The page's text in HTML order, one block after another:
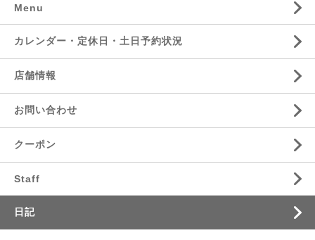
Menu
カレンダー・定休日・土日予約状況
店舗情報
お問い合わせ
クーポン
Staff
日記